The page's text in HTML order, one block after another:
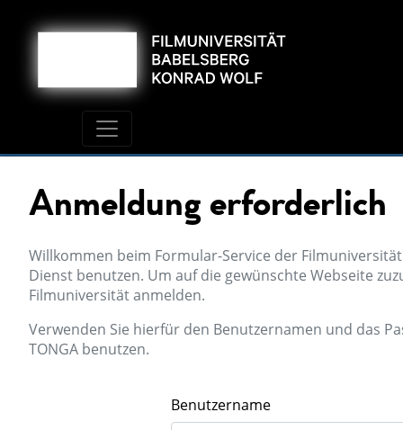
Anmeldung erforderlich
Willkommen beim Formular-Service der
Dienst benutzen. Um auf die gewünschte Webseite
Filmuniversität anmelden.
Verwenden Sie hierfür den Benutzernamen und das
TONGA benutzen.
Benutzername